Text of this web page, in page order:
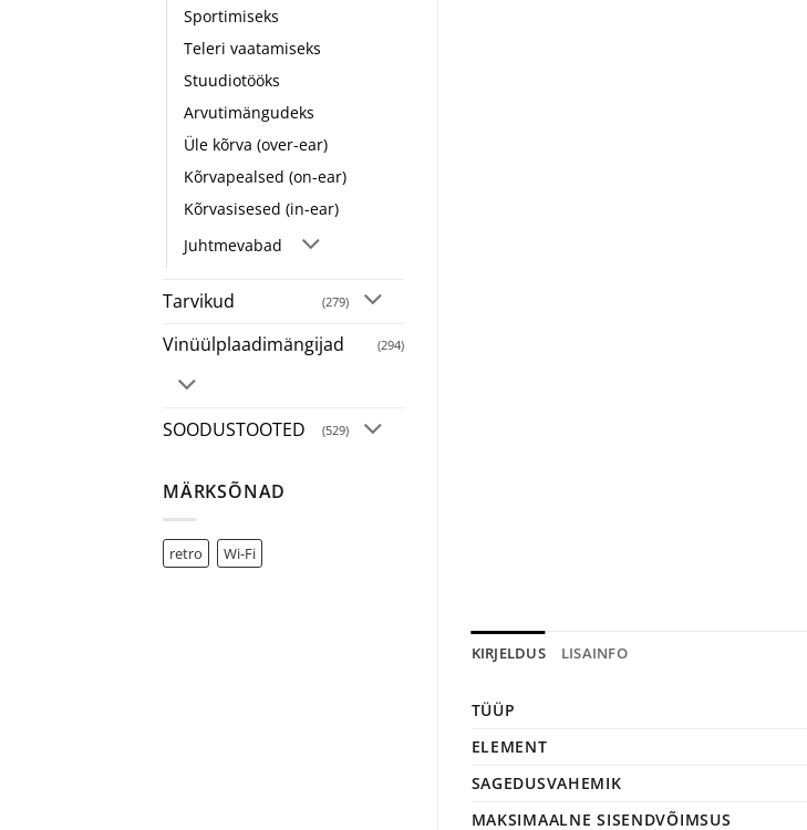
Sportimiseks
Teleri vaatamiseks
Stuudiotööks
Arvutimängudeks
Üle kõrva (over-ear)
Kõrvapealsed (on-ear)
Kõrvasisesed (in-ear)
Juhtmevabad
Tarvikud (279)
Vinüülplaadimängijad (294)
SOODUSTOOTED (529)
MÄRKSÕNAD
retro Wi-Fi
KIRJELDUS LISAINFO
TÜÜP
ELEMENT
SAGEDUSVAHEMIK
MAKSIMAALNE SISENDVÕIMSUS